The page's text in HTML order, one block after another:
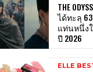
THE
ได้ทะลุ
แท่นหนึ่ง
ปี 2026
ELLE